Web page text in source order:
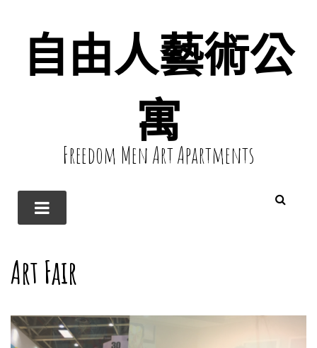
自由人藝術公
寓
Freedom Men Art Apartments
Art Fair